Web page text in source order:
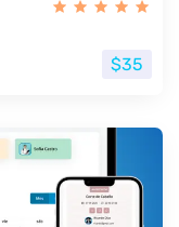
$35